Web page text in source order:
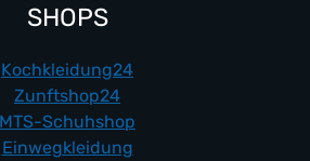
SHOPS
Kochkleidung24
Zunftshop24
MTS-Schuhshop
Einwegkleidung